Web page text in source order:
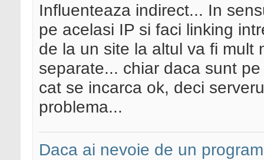
Influenteaza indirect... In
pe acelasi IP si faci linking
de la un site la altul va fi mult
separate... chiar daca sunt
cat se incarca ok, deci
problema...
Daca ai nevoie de un